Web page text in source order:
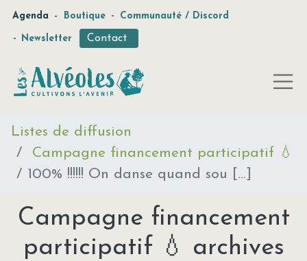
Agenda - Boutique - Communauté / Discord
- Newsletter Contact
Listes de diffusion
Campagne financement participatif 💧
100% !!!!!! On danse quand sou [...]
Campagne financement
participatif 💧 archives